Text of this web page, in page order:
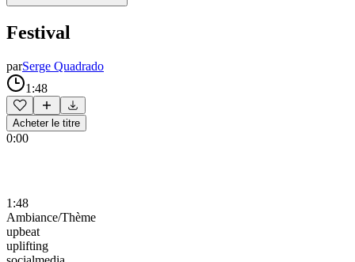
Festival
parSerge Quadrado
1:48
Acheter le titre
0:00
1:48
Ambiance/Thème
upbeat
uplifting